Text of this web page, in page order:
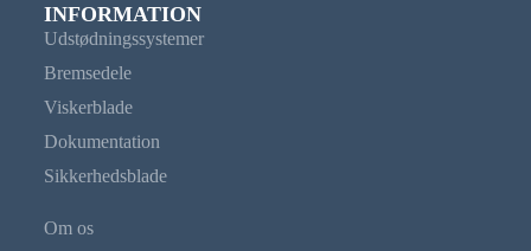
INFORMATION
Udstødningssystemer
Bremsedele
Viskerblade
Dokumentation
Sikkerhedsblade
Om os